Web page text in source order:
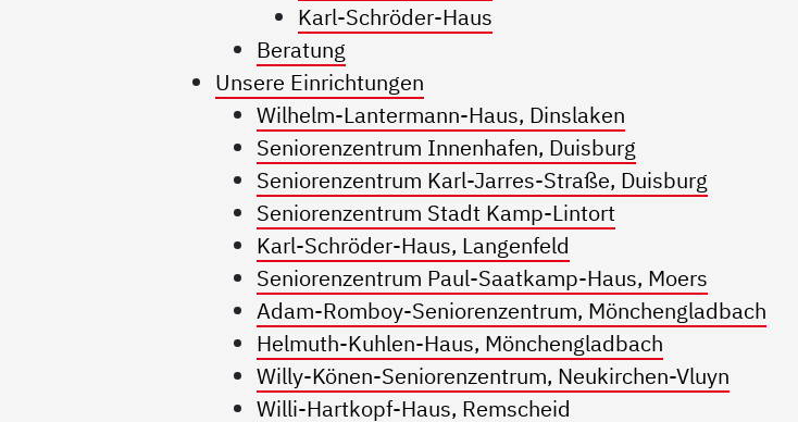
Karl-Schröder-Haus
Beratung
Unsere Einrichtungen
Wilhelm-Lantermann-Haus, Dinslaken
Seniorenzentrum Innenhafen, Duisburg
Seniorenzentrum Karl-Jarres-Straße, Duisburg
Seniorenzentrum Stadt Kamp-Lintort
Karl-Schröder-Haus, Langenfeld
Seniorenzentrum Paul-Saatkamp-Haus, Moers
Adam-Romboy-Seniorenzentrum, Mönchengladbach
Helmuth-Kuhlen-Haus, Mönchengladbach
Willy-Könen-Seniorenzentrum, Neukirchen-Vluyn
Willi-Hartkopf-Haus, Remscheid